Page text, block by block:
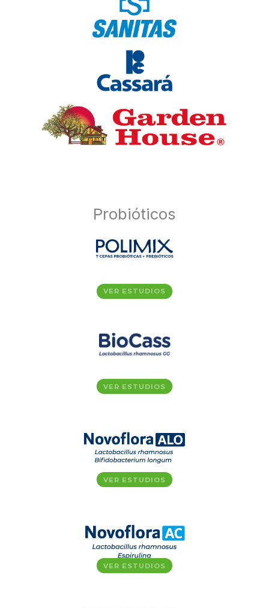
Probióticos
VER ESTUDIOS
VER ESTUDIOS
VER ESTUDIOS
VER ESTUDIOS